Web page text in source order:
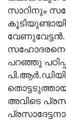
സാറിനും
പറഞ്ഞു
അവിടെ